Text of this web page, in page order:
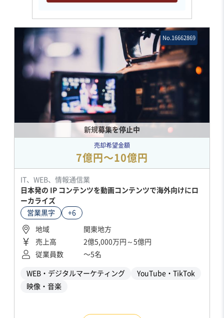
新規募集を停止中
No.16662869
売却希望金額
7億円〜10億円
IT、WEB、情報通信業
日本発の IP コンテンツを動画コンテンツで海外向けにロ
ーカライズ
営業黒字
+6
地域
関東地方
売上高
2億5,000万円～5億円
従業員数
〜5名
WEB・デジタルマーケティング
YouTube・TikTok
映像・音楽